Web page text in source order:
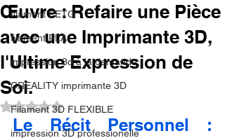
filament PETG
filament PLA
impression 3d à la demande.
CREALITY imprimante 3D
Filament 3D FLEXIBLE
impression 3D professionelle
Œuvre : Refaire une Pièce
avec une Imprimante 3D,
l'Ultime Expression de
Soi.
Noté NaN étoiles sur 5.
Le Récit Personnel :